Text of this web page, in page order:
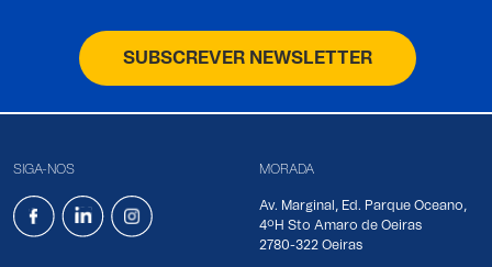
SUBSCREVER NEWSLETTER
SIGA-NOS MORADA
Av. Marginal, Ed. Parque Oceano,
4ºH Sto Amaro de Oeiras
2780-322 Oeiras